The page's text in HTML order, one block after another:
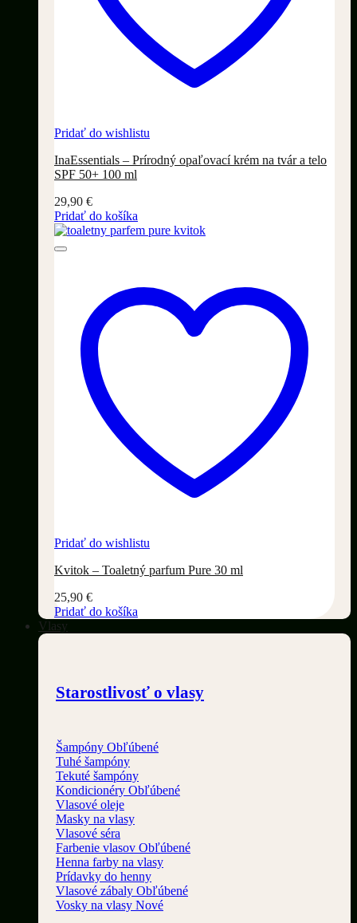
Pridať do wishlistu
InaEssentials – Prírodný opaľovací krém na tvár a telo
SPF 50+ 100 ml
29,90 €
Pridať do košíka
Pridať do wishlistu
Kvitok – Toaletný parfum Pure 30 ml
25,90 €
Pridať do košíka
Vlasy
Starostlivosť o vlasy
Šampóny
Tuhé šampóny
Tekuté šampóny
Kondicionéry
Vlasové oleje
Masky na vlasy
Vlasové séra
Farbenie vlasov
Henna farby na vlasy
Prídavky do henny
Vlasové zábaly
Vosky na vlasy